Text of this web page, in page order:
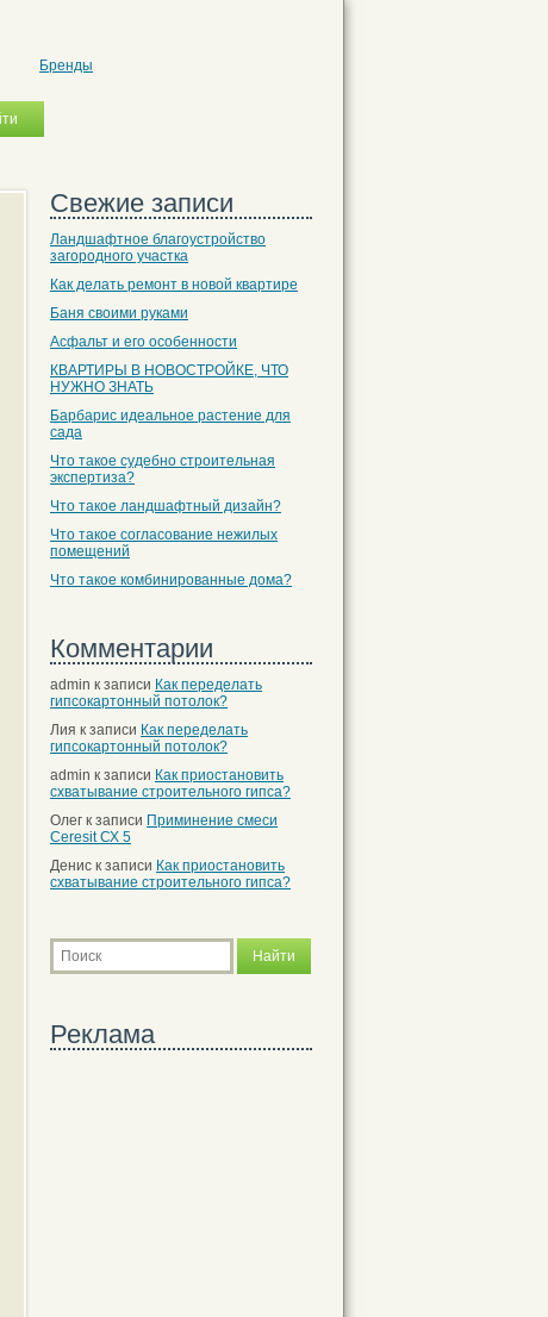
Бренды
Свежие записи
Ландшафтное благоустройство
загородного участка
Как делать ремонт в новой квартире
Баня своими руками
Асфальт и его особенности
КВАРТИРЫ В НОВОСТРОЙКЕ, ЧТО
НУЖНО ЗНАТЬ
Барбарис идеальное растение для
сада
Что такое судебно строительная
экспертиза?
Что такое ландшафтный дизайн?
Что такое согласование нежилых
помещений
Что такое комбинированные дома?
Комментарии
admin к записи Как переделать
гипсокартонный потолок?
Лия к записи Как переделать
гипсокартонный потолок?
admin к записи Как приостановить
схватывание строительного гипса?
Олег к записи Приминение смеси
Ceresit СХ 5
Денис к записи Как приостановить
схватывание строительного гипса?
Реклама